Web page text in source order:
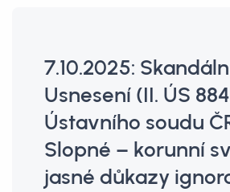
7.10.2025:
Usnesení (II. ÚS
Ústavního soudu
Slopné – korunní
jasné důkazy